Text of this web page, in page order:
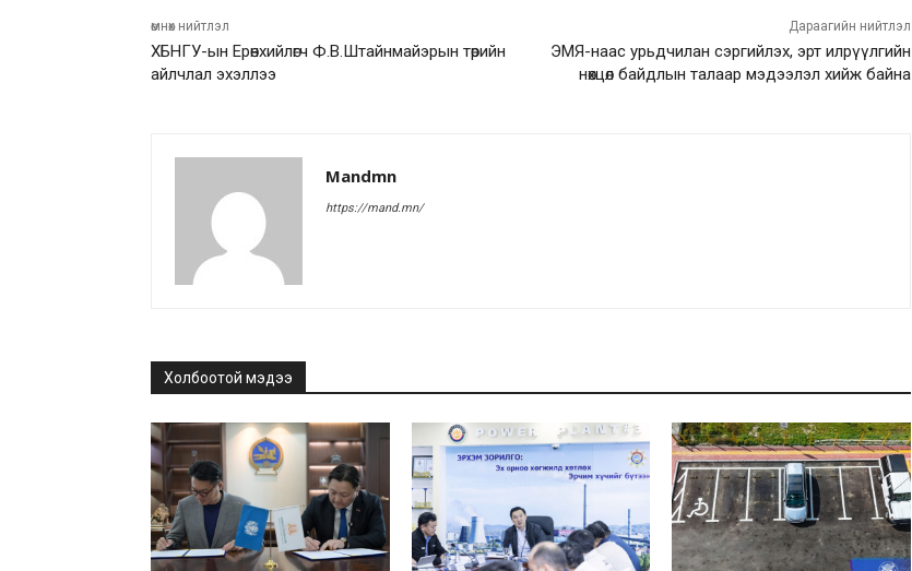
өмнөх нийтлэл
ХБНГУ-ын Ерөнхийлөгч Ф.В.Штайнмайэрын төрийн
айлчлал эхэллээ
Дараагийн нийтлэл
ЭМЯ-наас урьдчилан сэргийлэх, эрт илрүүлгийн
нөхцөл байдлын талаар мэдээлэл хийж байна
Mandmn
https://mand.mn/
Холбоотой мэдээ